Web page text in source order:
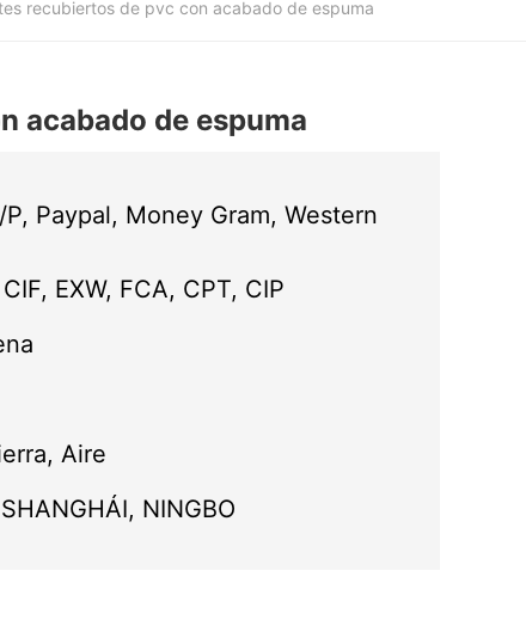
recubiertos de pvc con acabado de espuma
acabado de espuma
P, Paypal, Money Gram, Western
EXW, FCA, CPT, CIP
Aire
NINGBO